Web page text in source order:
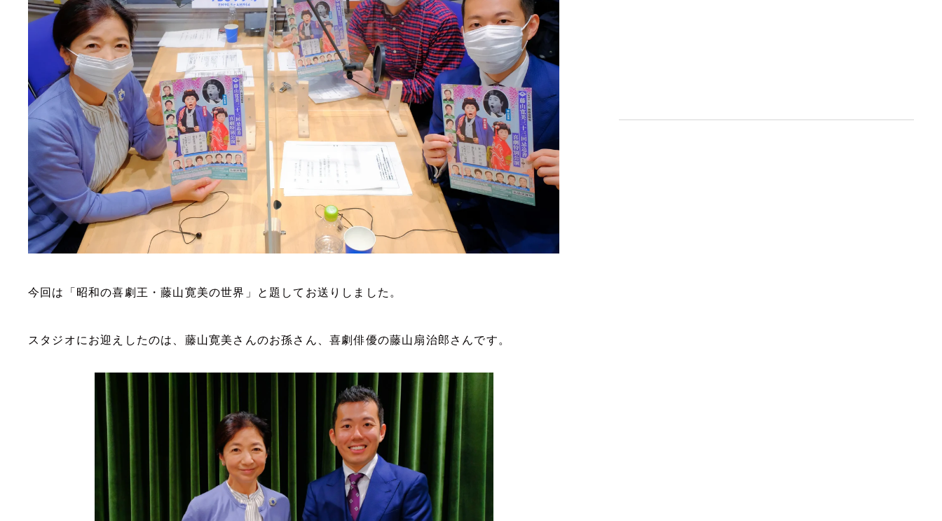
今回は「昭和の喜劇王・藤山寛美の世界」と題してお送りしました。
スタジオにお迎えしたのは、藤山寛美さんのお孫さん、喜劇俳優の藤山扇治郎さんです。